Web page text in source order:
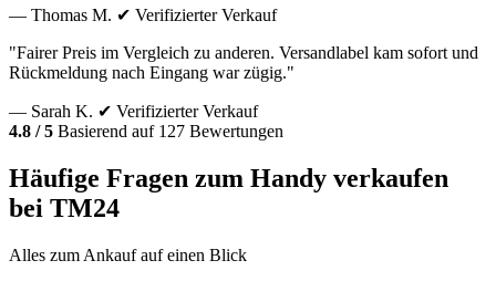
— Thomas M. ✔ Verifizierter Verkauf
"Fairer Preis im Vergleich zu anderen. Versandlabel kam sofort und
Rückmeldung nach Eingang war zügig."
— Sarah K. ✔ Verifizierter Verkauf
4.8 / 5 Basierend auf 127 Bewertungen
Häufige Fragen zum Handy verkaufen
bei TM24
Alles zum Ankauf auf einen Blick